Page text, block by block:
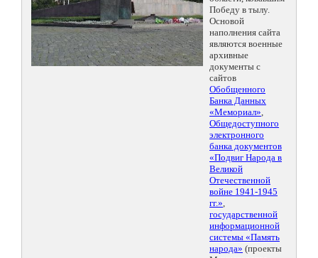
Победу в тылу.
Основой
наполнения сайта
являются военные
архивные
документы с
сайтов
Обобщенного
Банка Данных
«Мемориал»,
Общедоступного
электронного
банка документов
«Подвиг Народа в
Великой
Отечественной
войне 1941-1945
гг.»,
государственной
информационной
системы «Память
народа» (проекты